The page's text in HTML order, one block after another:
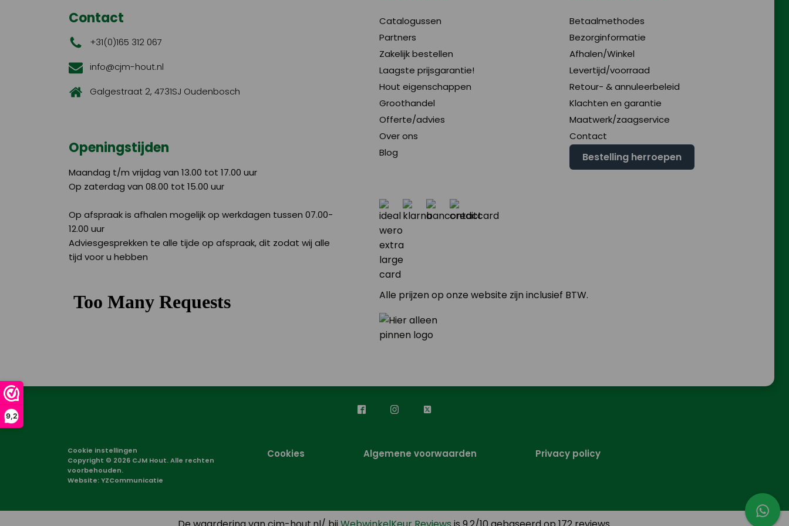
9,2
Contact
+31(0)165 312 067
info@cjm-hout.nl
Galgestraat 2, 4731SJ Oudenbosch
Openingstijden
Maandag t/m vrijdag van 13.00 tot 17.00 uur
Op zaterdag van 08.00 tot 15.00 uur
Op afspraak is afhalen mogelijk op werkdagen tussen 07.00-
12.00 uur
Adviesgesprekken te alle tijde op afspraak, dit zodat wij alle
tijd voor u hebben
Catalogussen
Partners
Zakelijk bestellen
Laagste prijsgarantie!
Hout eigenschappen
Groothandel
Offerte/advies
Over ons
Blog
Betaalmethodes
Bezorginformatie
Afhalen/Winkel
Levertijd/voorraad
Retour- & annuleerbeleid
Klachten en garantie
Maatwerk/zaagservice
Contact
Bestelling herroepen
Alle prijzen op onze website zijn inclusief BTW.
Cookie instellingen
Copyright © 2026 CJM Hout. Alle rechten
voorbehouden.
Website:YZCommunicatie
Cookies Algemene voorwaarden Privacy policy